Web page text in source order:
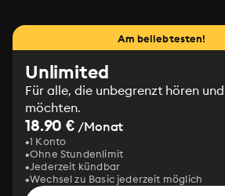
Am beliebtesten!
Unlimited
Für alle, die unbegrenzt hören
möchten.
18.90 € /Monat
1 Konto
Ohne Stundenlimit
Jederzeit kündbar
Wechsel zu Basic jederzeit möglich